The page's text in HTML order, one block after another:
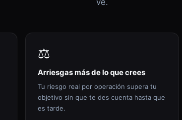
ve.
⚖️
Arriesgas más de lo que crees
Tu riesgo real por operación supera tu
objetivo sin que te des cuenta hasta que
es tarde.